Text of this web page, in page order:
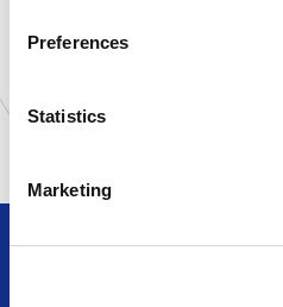
t
l
Preferences
Statistics
Marketing
静岡県